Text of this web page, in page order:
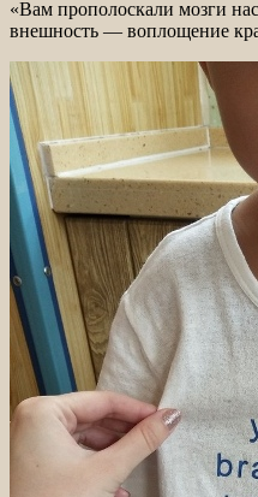
«Вам прополоскали мозги
внешность — воплощение